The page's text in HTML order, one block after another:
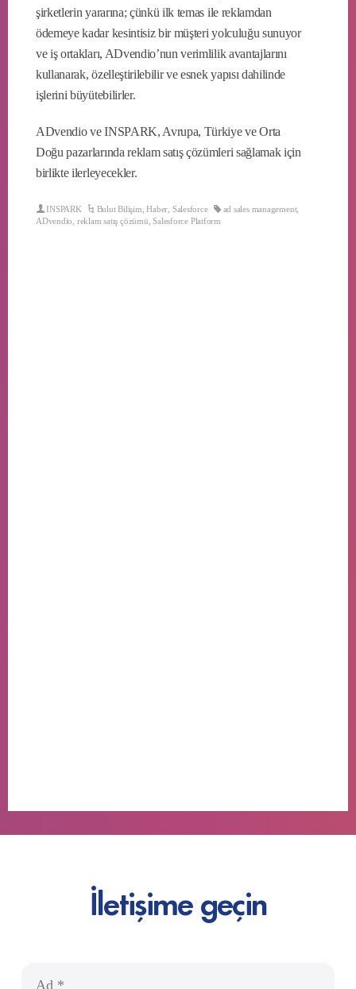
şirketlerin yararına; çünkü ilk temas ile reklamdan
ödemeye kadar kesintisiz bir müşteri yolculuğu sunuyor
ve iş ortakları, ADvendio’nun verimlilik avantajlarını
kullanarak, özelleştirilebilir ve esnek yapısı dahilinde
işlerini büyütebilirler.
ADvendio ve INSPARK, Avrupa, Türkiye ve Orta
Doğu pazarlarında reklam satış çözümleri sağlamak için
birlikte ilerleyecekler.
INSPARK Bulut Bilişim,Haber, Salesforce ad sales management,
ADvendio, reklam satış çözümü,Salesforce Platform
İletişime geçin